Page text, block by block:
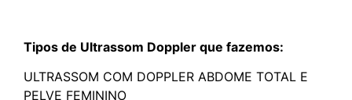
Tipos de Ultrassom Doppler que fazemos:
ULTRASSOM COM DOPPLER ABDOME TOTAL E
PELVE FEMININO